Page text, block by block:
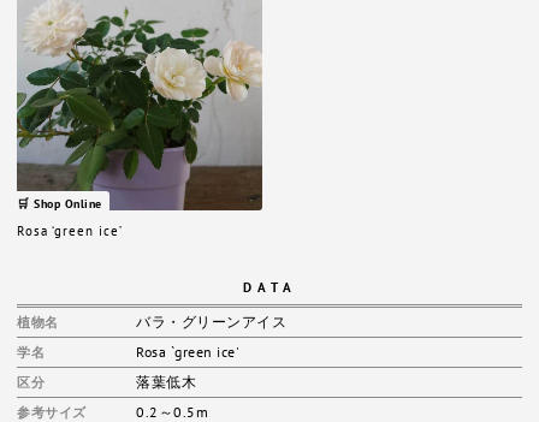
🛒 Shop Online
Rosa ‘green ice’
DATA
植物名 バラ・グリーンアイス
学名 Rosa `green ice'
区分 落葉低木
参考サイズ 0.2～0.5m